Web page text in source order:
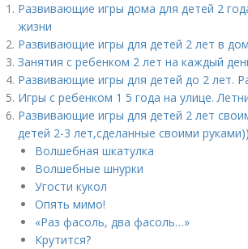
Развивающие игры дома для детей 2
жизни
Развивающие игры для детей 2 лет в
Занятия с ребенком 2 лет на каждый
Развивающие игры для детей до 2 лет.
Игры с ребенком 1 5 года на улице.
Развивающие игры для детей 2 лет
детей 2-3 лет,сделанные своими руками))
Волшебная шкатулка
Волшебные шнурки
Угости кукол
Опять мимо!
«Раз фасоль, два фасоль…»
Крутится?